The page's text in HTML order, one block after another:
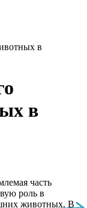
в
в
часть
роль в
животных. В